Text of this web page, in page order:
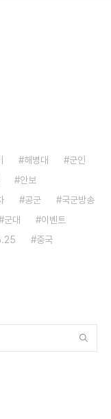
해병대
군인
안보
공군
국군방송
군대
이벤트
중국